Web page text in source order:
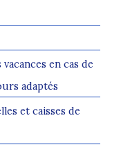
en cas de
adaptés
et caisses de